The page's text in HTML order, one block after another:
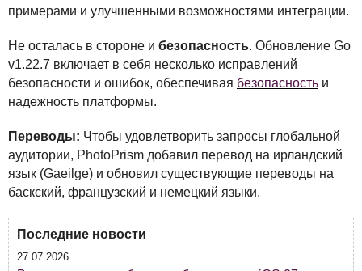
примерами и улучшенными возможностями интеграции.
Не осталась в стороне и безопасность. Обновление Go
v1.22.7 включает в себя несколько исправлений
безопасности и ошибок, обеспечивая безопасность и
надежность платформы.
Переводы: Чтобы удовлетворить запросы глобальной
аудитории, PhotoPrism добавил перевод на ирландский
язык (Gaeilge) и обновил существующие переводы на
баскский, французский и немецкий языки.
Последние новости
27.07.2026